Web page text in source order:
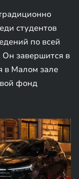
студентов
по всей
Он завершится в
в Малом зале
фонд